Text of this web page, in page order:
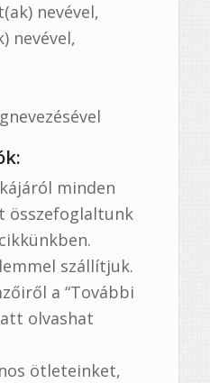
nevével,
nevével,
minden
összefoglaltunk
cikkünkben.
szállítjuk.
a “További
olvashat
ötleteinket,